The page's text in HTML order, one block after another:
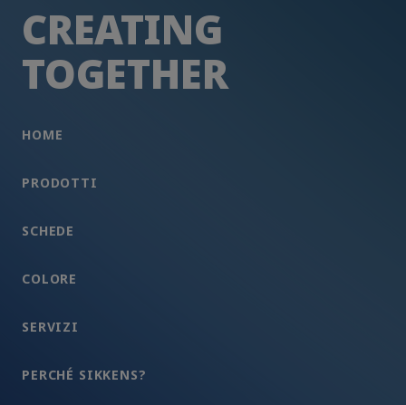
CREATING
TOGETHER
HOME
PRODOTTI
SCHEDE
COLORE
SERVIZI
PERCHÉ SIKKENS?